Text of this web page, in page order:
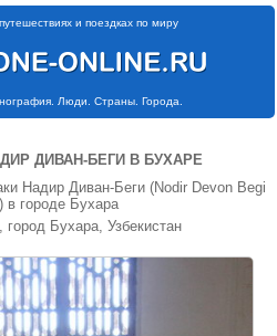
и поездках по миру
Люди. Страны. Города.
ДИВАН-БЕГИ В БУХАРЕ
Надир Диван-Беги (Nodir Devon Begi
в городе Бухара
Бухара, Узбекистан